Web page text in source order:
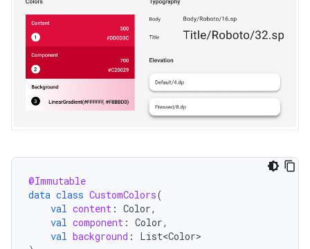
@Immutable
data class CustomColors(
val content : Color,
val component : Color,
val background :
List<Color>